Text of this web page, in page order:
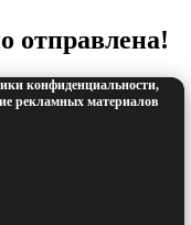
отправлена!
конфиденциальности,
рекламных материалов